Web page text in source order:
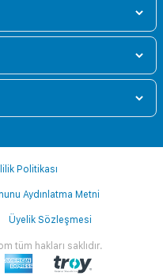
tüm hakları saklıdır.
Politikası
Aydınlatma Metni
Üyelik Sözleşmesi